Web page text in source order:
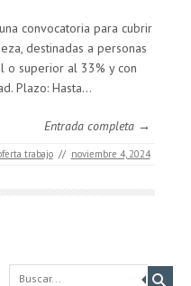
convocatoria para cubrir
destinadas a personas
o superior al 33% y con
Plazo: Hasta…
Entrada completa →
trabajo // noviembre 4, 2024